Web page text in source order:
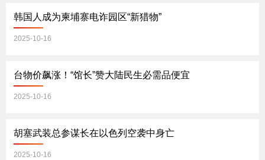
韩国人成为柬埔寨电诈园区“新猎物”
2025-10-16
台物价飙涨！“馆长”赞大陆民生必需品便宜
2025-10-16
胡塞武装总参谋长在以色列空袭中身亡
2025-10-16